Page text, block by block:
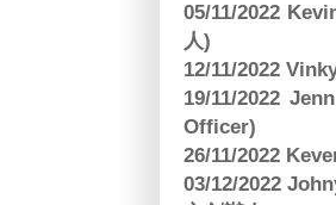
05/11/2022
人)
12/11/2022
19/11/2022
Officer)
26/11/2022
03/12/2022